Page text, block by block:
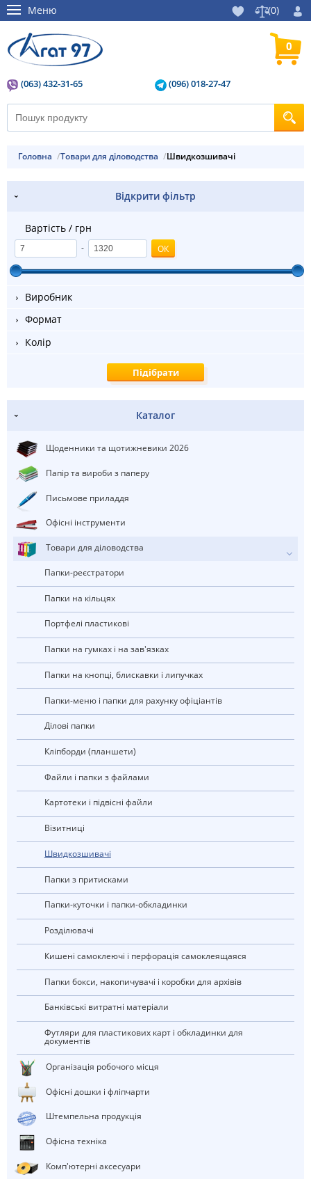
Меню (0)
(063) 432-31-65 (096) 018-27-47
0
Головна Товари для діловодства швидкозшивачі
Відкрити фільтр
Вартість / грн
-
Виробник
Формат
Колір
Каталог
Щоденники та щотижневики 2026
Папір та вироби з паперу
Письмове приладдя
Офісні інструменти
Товари для діловодства
Папки-реєстратори
Папки на кільцях
портфелі пластикові
Папки на гумках і на зав'язках
Папки на кнопці, блискавки і липучках
Папки-меню і папки для рахунку офіціантів
ділові папки
Кліпборди (планшети)
Файли і папки з файлами
Картотеки і підвісні файли
візитниці
швидкозшивачі
Папки з притисками
Папки-куточки і папки-обкладинки
Розділювачі
Кишені самоклеючі і перфорація самоклеящаяся
Папки бокси, накопичувачі і коробки для архівів
Банківські витратні матеріали
Футляри для пластикових карт і обкладинки для
документів
Організація робочого місця
Офісні дошки і фліпчарти
штемпельна продукція
Офісна техніка
Комп'ютерні аксесуари